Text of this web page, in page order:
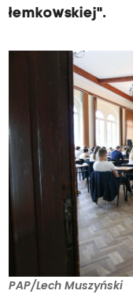
łemkowskiej".
PAP/Lech Muszyński